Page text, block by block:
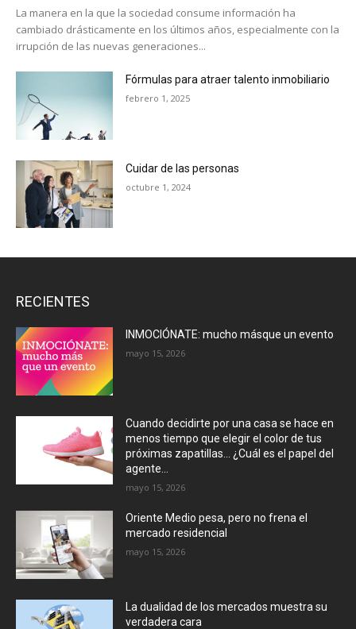
La manera en la que la sociedad consume información ha
cambiado drásticamente en los últimos años, especialmente con la
irrupción de las nuevas generaciones...
Fórmulas para atraer talento inmobiliario
febrero 1, 2025
Cuidar de las personas
octubre 1, 2024
RECIENTES
INMOCIÓNATE: mucho másque un evento
mayo 15, 2026
Cuando decidirte por una casa se hace en
menos tiempo que elegir el color de tus
próximas zapatillas… ¿Cuál es el papel del
agente...
mayo 15, 2026
Oriente Medio pesa, pero no frena el
mercado residencial
mayo 15, 2026
La dualidad de los mercados muestra su
verdadera cara